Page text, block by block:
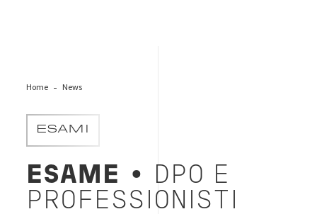
Home News
ESAMI
ESAME
• DPO E
PROFESSIONISTI